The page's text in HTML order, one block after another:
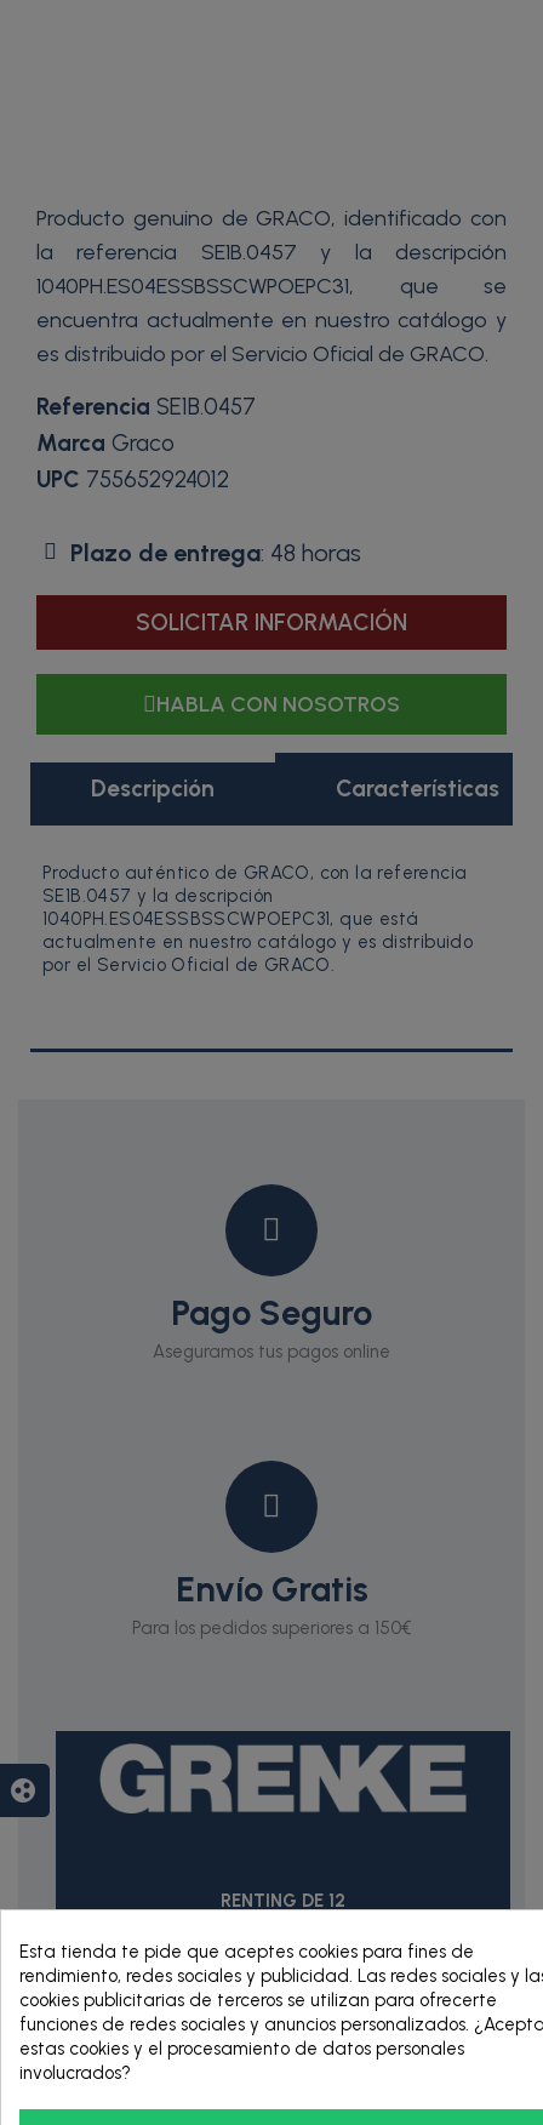
Producto genuino de GRACO, identificado con
la referencia SE1B.0457 y la descripción
1040PH.ES04ESSBSSCWPOEPC31, que se
encuentra actualmente en nuestro catálogo y
es distribuido por el Servicio Oficial de GRACO.
Referencia SE1B.0457
Marca Graco
UPC 755652924012
Plazo de entrega: 48 horas
SOLICITAR INFORMACIÓN
HABLA CON NOSOTROS
Descripción Características
Producto auténtico de GRACO, con la referencia
SE1B.0457 y la descripción
1040PH.ES04ESSBSSCWPOEPC31, que está
actualmente en nuestro catálogo y es distribuido
por el Servicio Oficial de GRACO.
Pago Seguro
Aseguramos tus pagos online
Envío Gratis
Para los pedidos superiores a 150€
RENTING DE 12
Esta tienda te pide que aceptes cookies para fines de
rendimiento, redes sociales y publicidad. Las redes sociales y
cookies publicitarias de terceros se utilizan para ofrecerte
funciones de redes sociales y anuncios personalizados.
estas cookies y el procesamiento de datos personales
involucrados?
group_work